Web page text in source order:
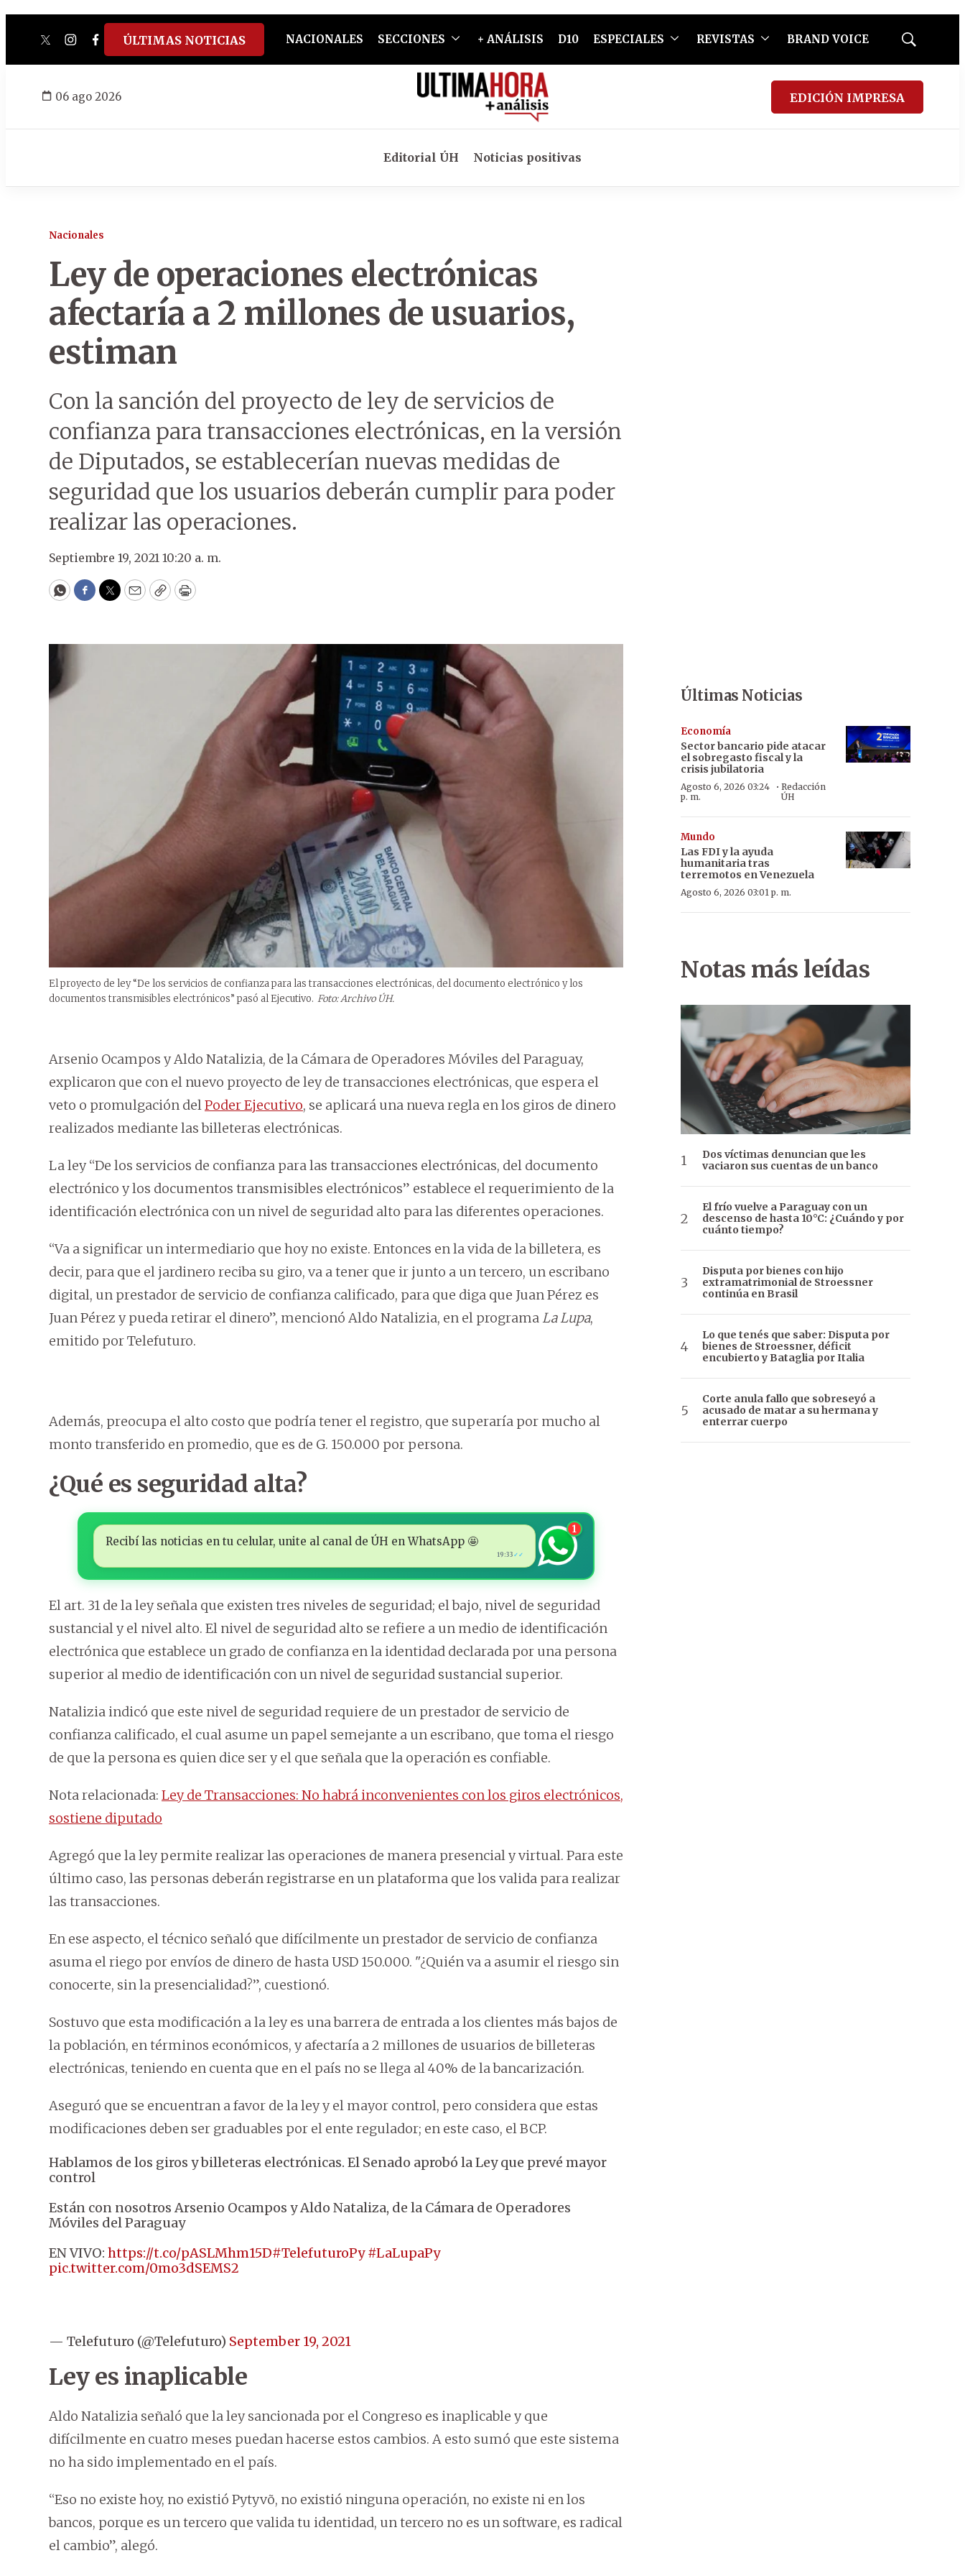
twitterinstagram
facebook
tiktokyoutube
spotify
ÚLTIMAS NOTICIAS NACIONALES SECCIONES + ANÁLISIS D10 ESPECIALES REVISTAS BRAND VOICE
Mostrar
06 ago 2026 EDICIÓN IMPRESA
Editorial ÚH Noticias positivas
Nacionales
Ley de operaciones electrónicas
afectaría a 2 millones de usuarios,
estiman
Con la sanción del proyecto de ley de servicios de
confianza para transacciones electrónicas, en la versión
de Diputados, se establecerían nuevas medidas de
seguridad que los usuarios deberán cumplir para poder
realizar las operaciones.
Septiembre 19, 2021 10:20 a. m.
WhatsApp
Facebook
Twitter
EmailCopyPrint
El proyecto de ley “De los servicios de confianza para las transacciones electrónicas, del documento electrónico y los
documentos transmisibles electrónicos” pasó al Ejecutivo. Foto: Archivo ÚH.
Arsenio Ocampos y Aldo Natalizia, de la Cámara de Operadores Móviles del Paraguay,
explicaron que con el nuevo proyecto de ley de transacciones electrónicas, que espera el
veto o promulgación delPoder Ejecutivo, se aplicará una nueva regla en los giros de dinero
realizados mediante las billeteras electrónicas.
La ley “De los servicios de confianza para las transacciones electrónicas, del documento
electrónico y los documentos transmisibles electrónicos” establece el requerimiento de la
identificación electrónica con un nivel de seguridad alto para las diferentes operaciones.
“Va a significar un intermediario que hoy no existe. Entonces en la vida de la billetera, es
decir, para que el jardinero reciba su giro, va a tener que ir junto a un tercero, un escribano
digital, un prestador de servicio de confianza calificado, para que diga que Juan Pérez es
Juan Pérez y pueda retirar el dinero”, mencionó Aldo Natalizia, en el programaLa Lupa,
emitido por Telefuturo.
Además, preocupa el alto costo que podría tener el registro, que superaría por mucho al
monto transferido en promedio, que es de G. 150.000 por persona.
¿Qué es seguridad alta?
Recibí las noticias en tu celular, unite al canal de ÚH en WhatsApp 🤩
19:33 ✓✓
1
El art. 31 de la ley señala que existen tres niveles de seguridad; el bajo, nivel de seguridad
sustancial y el nivel alto. El nivel de seguridad alto se refiere a un medio de identificación
electrónica que establece un grado de confianza en la identidad declarada por una persona
superior al medio de identificación con un nivel de seguridad sustancial superior.
Natalizia indicó que este nivel de seguridad requiere de un prestador de servicio de
confianza calificado, el cual asume un papel semejante a un escribano, que toma el riesgo
de que la persona es quien dice ser y el que señala que la operación es confiable.
Nota relacionada: Ley de Transacciones: No habrá inconvenientes con los giros electrónicos,
sostiene diputado
Agregó que la ley permite realizar las operaciones de manera presencial y virtual. Para este
último caso, las personas deberán registrarse en un plataforma que los valida para realizar
las transacciones.
En ese aspecto, el técnico señaló que difícilmente un prestador de servicio de confianza
asuma el riego por envíos de dinero de hasta USD 150.000. "¿Quién va a asumir el riesgo sin
conocerte, sin la presencialidad?”, cuestionó.
Sostuvo que esta modificación a la ley es una barrera de entrada a los clientes más bajos de
la población, en términos económicos, y afectaría a 2 millones de usuarios de billeteras
electrónicas, teniendo en cuenta que en el país no se llega al 40% de la bancarización.
Aseguró que se encuentran a favor de la ley y el mayor control, pero considera que estas
modificaciones deben ser graduables por el ente regulador; en este caso, el BCP.
Hablamos de los giros y billeteras electrónicas. El Senado aprobó la Ley que prevé mayor
control
Están con nosotros Arsenio Ocampos y Aldo Nataliza, de la Cámara de Operadores
Móviles del Paraguay
EN VIVO: https://t.co/pASLMhm15D#TelefuturoPy #LaLupaPy
pic.twitter.com/0mo3dSEMS2
— Telefuturo (@Telefuturo) September 19, 2021
Ley es inaplicable
Aldo Natalizia señaló que la ley sancionada por el Congreso es inaplicable y que
difícilmente en cuatro meses puedan hacerse estos cambios. A esto sumó que este sistema
no ha sido implementado en el país.
“Eso no existe hoy, no existió Pytyvõ, no existió ninguna operación, no existe ni en los
bancos, porque es un tercero que valida tu identidad, un tercero no es un software, es radical
el cambio”, alegó.
Últimas Noticias
Economía
Sector bancario pide atacar
el sobregasto fiscal y la
crisis jubilatoria
Agosto 6, 2026 03:24
p. m.
· Redacción
ÚH
Mundo
Las FDI y la ayuda
humanitaria tras
terremotos en Venezuela
Agosto 6, 2026 03:01 p. m.
Notas más leídas
Dos víctimas denuncian que les
vaciaron sus cuentas de un banco
El frío vuelve a Paraguay con un
descenso de hasta 10°C: ¿Cuándo y por
cuánto tiempo?
Disputa por bienes con hijo
extramatrimonial de Stroessner
continúa en Brasil
Lo que tenés que saber: Disputa por
bienes de Stroessner, déficit
encubierto y Bataglia por Italia
Corte anula fallo que sobreseyó a
acusado de matar a su hermana y
enterrar cuerpo